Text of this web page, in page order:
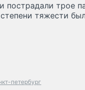
пострадали трое
тяжести
петербург